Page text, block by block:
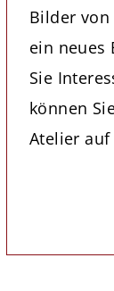
Bilder von
ein neues
Sie
können
Atelier